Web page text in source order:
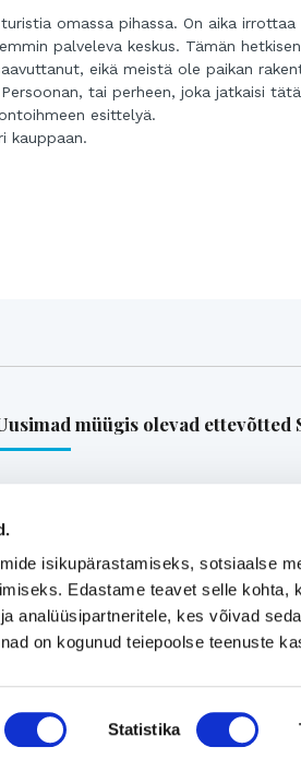
isikupärastamiseks, sotsiaalse
Edastame teavet selle kohta,
analüüsipartneritele, kes võivad
on kogunud teiepoolse teenuste
Statistika
omassa pihassa. On aika
palveleva keskus. Tämän
eikä meistä ole paikan
tai perheen, joka jatkaisi
esittelyä.
kauppaan.
müügis olevad ettevõtted
vihmaveekaevud.
Vaata kõiki